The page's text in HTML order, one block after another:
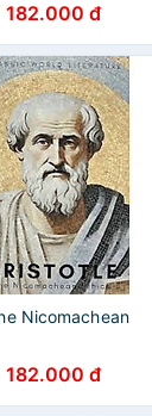
182.000 đ
Nicomachean
182.000 đ